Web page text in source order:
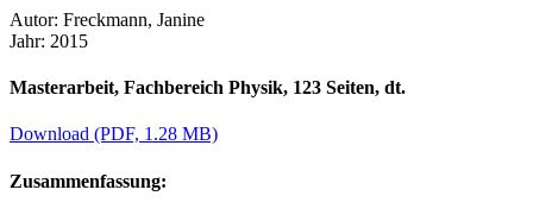
Autor: Freckmann, Janine
Jahr: 2015
Masterarbeit, Fachbereich Physik, 123 Seiten, dt.
Download (PDF, 1.28 MB)
Zusammenfassung: